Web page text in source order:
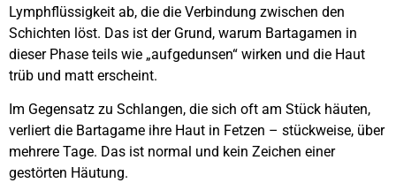
Lymphflüssigkeit ab, die die Verbindung zwischen den
Schichten löst. Das ist der Grund, warum Bartagamen in
dieser Phase teils wie „aufgedunsen“ wirken und die Haut
trüb und matt erscheint.
Im Gegensatz zu Schlangen, die sich oft am Stück häuten,
verliert die Bartagame ihre Haut in Fetzen – stückweise, über
mehrere Tage. Das ist normal und kein Zeichen einer
gestörten Häutung.